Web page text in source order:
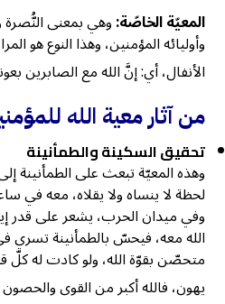
المعيّة الخاصّة:وهي بمعنى النُّصرة
وأوليائه المؤمنين، وهذا النوع هو
الأنفال، أي: إنَّ الله مع الصابرين
من آثار معية الله
تحقيق السكينة والطمأنينة
وهذه المعيّة تبعث على الطمأنينة
لحظة لا ينساه ولا يقلاه، معه في
وفي ميدان الحرب، يشعر على قدر
الله معه، فيحسّ بالطمأنينة تسري
متحصّن بقوّة الله، ولو كادت له كلّ
يهون، فالله أكبر من القوى